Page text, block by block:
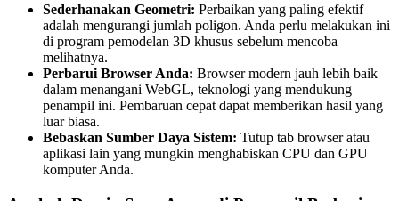
Sederhanakan Geometri: Perbaikan yang paling efektif
adalah mengurangi jumlah poligon. Anda perlu melakukan ini
di program pemodelan 3D khusus sebelum mencoba
melihatnya.
Perbarui Browser Anda: Browser modern jauh lebih baik
dalam menangani WebGL, teknologi yang mendukung
penampil ini. Pembaruan cepat dapat memberikan hasil yang
luar biasa.
Bebaskan Sumber Daya Sistem: Tutup tab browser atau
aplikasi lain yang mungkin menghabiskan CPU dan GPU
komputer Anda.